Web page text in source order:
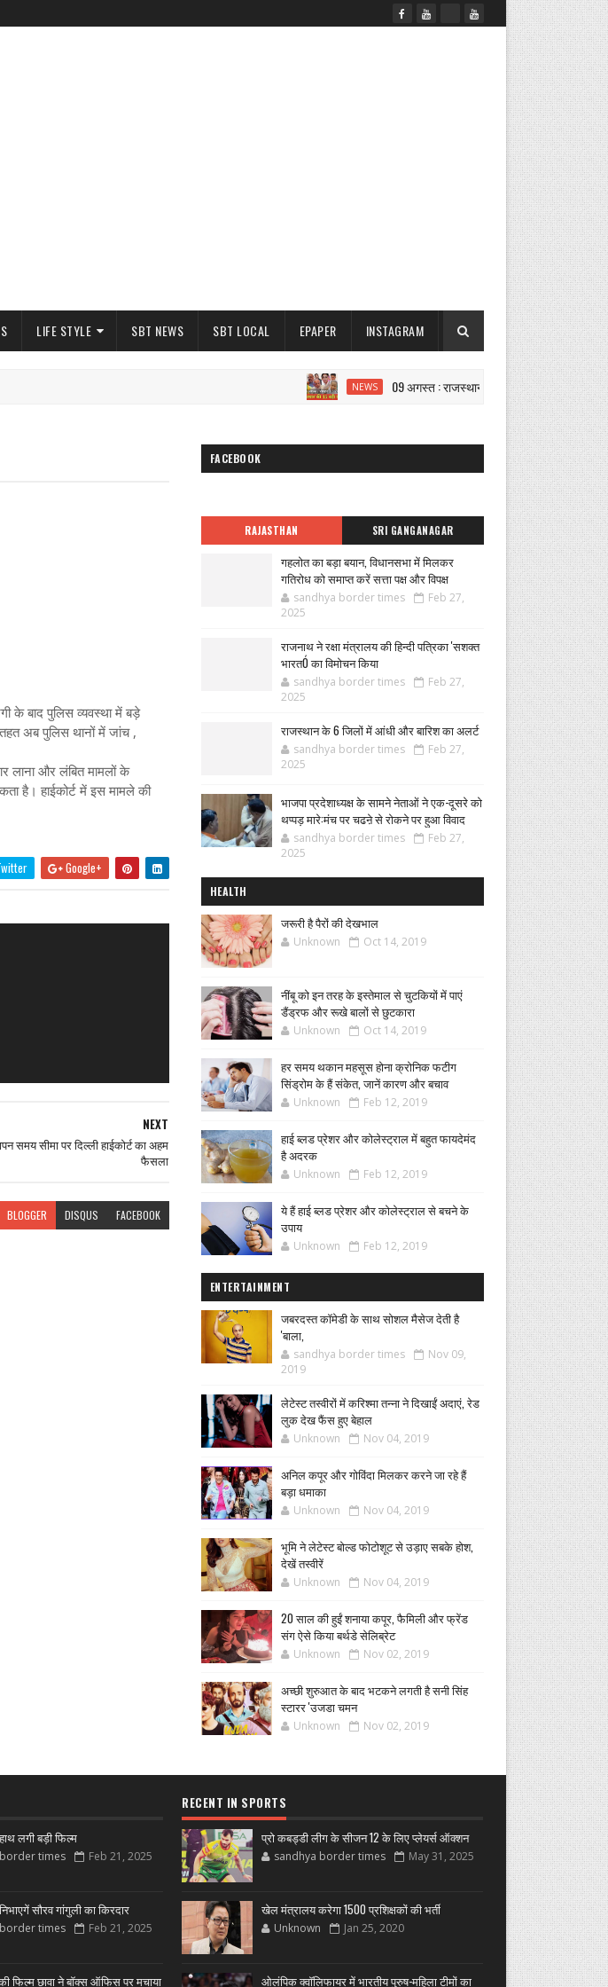
LIFE STYLE SBT NEWS SBT LOCAL EPAPER INSTAGRAM
NEWS 09 अगस्त : राजस्थान दोपहर 3.15 बजे की 15 बड़ी खबरें|
के बाद पुलिस व्यवस्था में बड़े
अब पुलिस थानों में जांच ,
लाना और लंबित मामलों के
है। हाईकोर्ट में इस मामले की
Google+
NEXT
समय सीमा पर दिल्ली हाईकोर्ट का अहम
फैसला
BLOGGER DISQUS FACEBOOK
FACEBOOK
RAJASTHAN SRI GANGANAGAR
गहलोत का बड़ा बयान, विधानसभा में मिलकर
गतिरोध को समाप्त करें सत्ता पक्ष और विपक्ष
sandhya border times
Feb 27,
2025
राजनाथ ने रक्षा मंत्रालय की हिन्दी पत्रिका 'सशक्त
भारतÓ का विमोचन किया
sandhya border times
Feb 27,
2025
राजस्थान के 6 जिलों में आंधी और बारिश का अलर्ट
sandhya border times
Feb 27,
2025
भाजपा प्रदेशाध्यक्ष के सामने नेताओं ने एक-दूसरे को
थप्पड़ मारे:मंच पर चढऩे से रोकने पर हुआ विवाद
sandhya border times
Feb 27,
2025
HEALTH
जरूरी है पैरों की देखभाल
Unknown Oct 14, 2019
नींबू को इन तरह के इस्तेमाल से चुटकियों में पाएं
डैंड्रफ और रूखे बालों से छुटकारा
Unknown Oct 14, 2019
हर समय थकान महसूस होना क्रोनिक फटीग
सिंड्रोम के हैं संकेत, जानें कारण और बचाव
Unknown Feb 12, 2019
हाई ब्लड प्रेशर और कोलेस्ट्राल में बहुत फायदेमंद
है अदरक
Unknown Feb 12, 2019
ये हैं हाई ब्लड प्रेशर और कोलेस्ट्राल से बचने के
उपाय
Unknown Feb 12, 2019
ENTERTAINMENT
जबरदस्त कॉमेडी के साथ सोशल मैसेज देती है
'बाला,
sandhya border times
Nov 09,
2019
लेटेस्ट तस्वीरों में करिश्मा तन्ना ने दिखाईं अदाएं, रेड
लुक देख फैंस हुए बेहाल
Unknown Nov 04, 2019
अनिल कपूर और गोविंदा मिलकर करने जा रहे हैं
बड़ा धमाका
Unknown Nov 04, 2019
भूमि ने लेटेस्ट बोल्ड फोटोशूट से उड़ाए सबके होश,
देखें तस्वीरें
Unknown Nov 04, 2019
20 साल की हुईं शनाया कपूर, फैमिली और फ्रेंड
संग ऐसे किया बर्थडे सेलिब्रेट
Unknown Nov 02, 2019
अच्छी शुरुआत के बाद भटकने लगती है सनी सिंह
स्टारर 'उजडा चमन
Unknown Nov 02, 2019
लगी बड़ी फिल्म
times Feb 21, 2025
सौरव गांगुली का किरदार
times Feb 21, 2025
फिल्म छावा ने बॉक्स ऑफिस पर मचाया
RECENT IN SPORTS
प्रो कबड्डी लीग के सीजन 12 के लिए प्लेयर्स ऑक्शन
sandhya border times May 31, 2025
खेल मंत्रालय करेगा 1500 प्रशिक्षकों की भर्ती
Unknown Jan 25, 2020
ओलंपिक क्वॉलिफायर में भारतीय पुरुष-महिला टीमों का